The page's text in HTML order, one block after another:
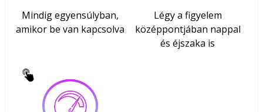
Mindig egyensúlyban,
amikor be van kapcsolva
Légy a figyelem
középpontjában nappal
és éjszaka is